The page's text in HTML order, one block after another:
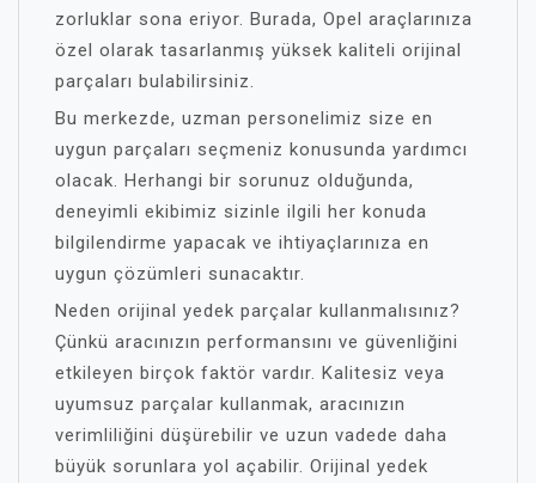
zorluklar sona eriyor. Burada, Opel araçlarınıza
özel olarak tasarlanmış yüksek kaliteli orijinal
parçaları bulabilirsiniz.
Bu merkezde, uzman personelimiz size en
uygun parçaları seçmeniz konusunda yardımcı
olacak. Herhangi bir sorunuz olduğunda,
deneyimli ekibimiz sizinle ilgili her konuda
bilgilendirme yapacak ve ihtiyaçlarınıza en
uygun çözümleri sunacaktır.
Neden orijinal yedek parçalar kullanmalısınız?
Çünkü aracınızın performansını ve güvenliğini
etkileyen birçok faktör vardır. Kalitesiz veya
uyumsuz parçalar kullanmak, aracınızın
verimliliğini düşürebilir ve uzun vadede daha
büyük sorunlara yol açabilir. Orijinal yedek